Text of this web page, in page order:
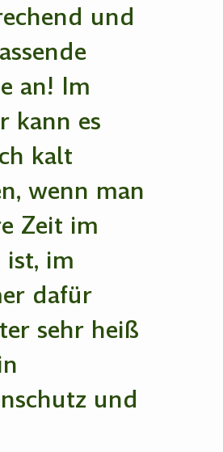
und
an! Im
kann es
kalt
wenn man
Zeit im
ist, im
dafür
sehr heiß
und